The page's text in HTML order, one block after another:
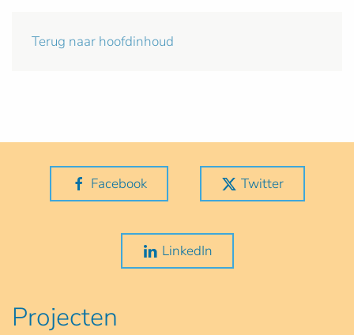
Terug naar hoofdinhoud
Facebook Twitter
LinkedIn
Projecten